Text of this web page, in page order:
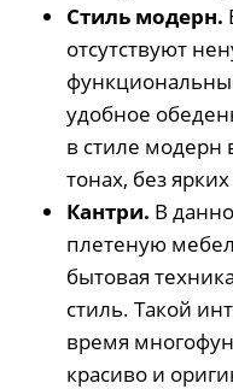
Стиль модерн.
отсутствуют
удобное
в стиле модерн
тонах, без
Кантри. В
плетеную
бытовая
стиль. Такой
время
красиво и